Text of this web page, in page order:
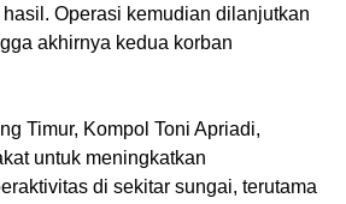
Operasi kemudian dilanjutkan
akhirnya kedua korban
Timur, Kompol Toni Apriadi,
untuk meningkatkan
di sekitar sungai, terutama